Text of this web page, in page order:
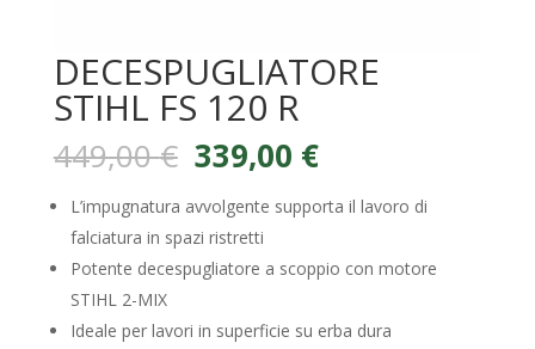
DECESPUGLIATORE
STIHL FS 120 R
449,00€ Il
prezzo
originale
era:
449,00 €.
339,00 €Il
prezzo
attuale
339,00 €.
L’impugnatura avvolgente supporta il lavoro di
falciatura in spazi ristretti
Potente decespugliatore a scoppio con motore
STIHL 2-MIX
Ideale per lavori in superficie su erba dura